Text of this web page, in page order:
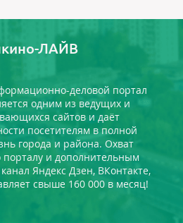
ЛАЙВ
деловой портал
одним из ведущих и
сайтов и даёт
посетителям в полной
города и района. Охват
и дополнительным
Яндекс Дзен, ВКонтакте,
свыше 160 000 в месяц!